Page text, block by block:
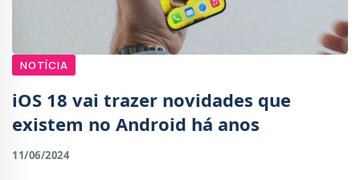
NOTÍCIA
iOS 18 vai trazer novidades que
existem no Android há anos
11/06/2024